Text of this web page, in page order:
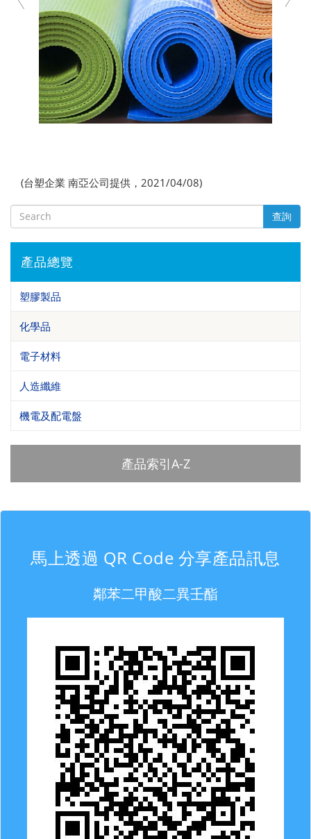
(台塑企業 南亞公司提供，2021/04/08)
查詢
產品總覽
塑膠製品
化學品
電子材料
人造纖維
機電及配電盤
產品索引A-Z
馬上透過 QR Code 分享產品訊息
鄰苯二甲酸二異壬酯